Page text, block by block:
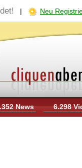
| Neu
News 6.298